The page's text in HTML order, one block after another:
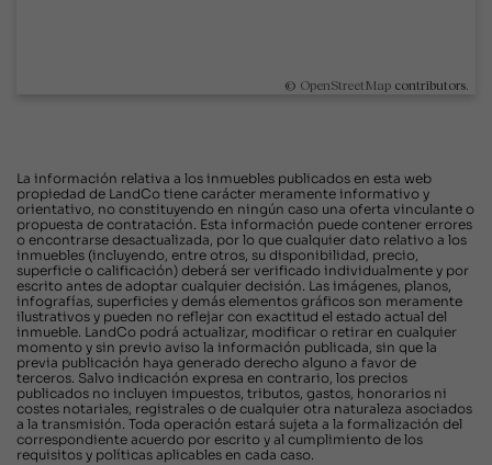
© OpenStreetMap contributors.
La información relativa a los inmuebles publicados en esta web
propiedad de LandCo tiene carácter meramente informativo y
orientativo, no constituyendo en ningún caso una oferta vinculante o
propuesta de contratación. Esta información puede contener errores
o encontrarse desactualizada, por lo que cualquier dato relativo a los
inmuebles (incluyendo, entre otros, su disponibilidad, precio,
superficie o calificación) deberá ser verificado individualmente y por
escrito antes de adoptar cualquier decisión. Las imágenes, planos,
infografías, superficies y demás elementos gráficos son meramente
ilustrativos y pueden no reflejar con exactitud el estado actual del
inmueble. LandCo podrá actualizar, modificar o retirar en cualquier
momento y sin previo aviso la información publicada, sin que la
previa publicación haya generado derecho alguno a favor de
terceros. Salvo indicación expresa en contrario, los precios
publicados no incluyen impuestos, tributos, gastos, honorarios ni
costes notariales, registrales o de cualquier otra naturaleza asociados
a la transmisión. Toda operación estará sujeta a la formalización del
correspondiente acuerdo por escrito y al cumplimiento de los
requisitos y políticas aplicables en cada caso.